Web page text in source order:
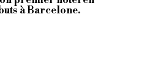
à Barcelone.